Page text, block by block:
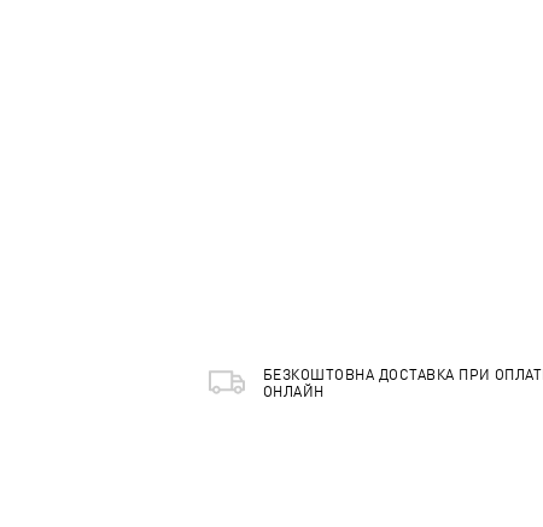
БЕЗКОШТОВНА ДОСТАВКА ПРИ ОПЛАТІ
ОНЛАЙН